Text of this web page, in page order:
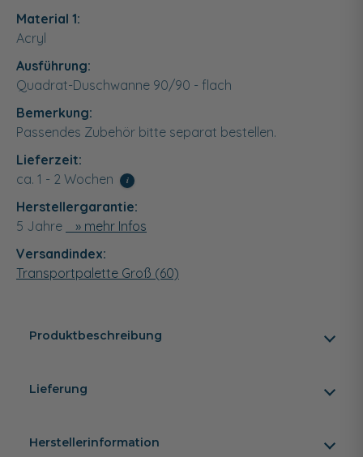
Material 1:
Acryl
Ausführung:
Quadrat-Duschwanne 90/90 - flach
Bemerkung:
Passendes Zubehör bitte separat bestellen.
Lieferzeit:
ca. 1 - 2 Wochen
i
Herstellergarantie:
5 Jahre
» mehr Infos
Versandindex:
Transportpalette Groß (60)
Produktbeschreibung
Lieferung
Herstellerinformation